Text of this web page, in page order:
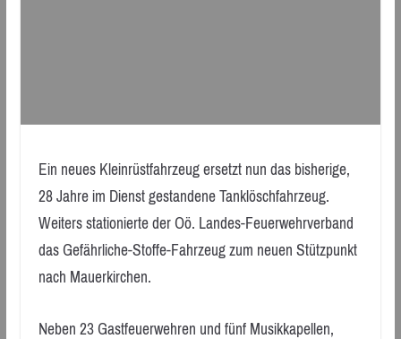
Ein neues Kleinrüstfahrzeug ersetzt nun das bisherige,
28 Jahre im Dienst gestandene Tanklöschfahrzeug.
Weiters stationierte der Oö. Landes-Feuerwehrverband
das Gefährliche-Stoffe-Fahrzeug zum neuen Stützpunkt
nach Mauerkirchen.
Neben 23 Gastfeuerwehren und fünf Musikkapellen,